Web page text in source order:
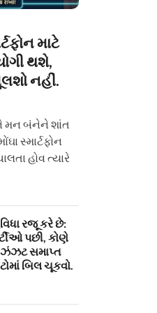
માટે
થશે,
નહીં.
મન બંનેને શાંત
સ્માર્ટફોન
હોવ ત્યારે
રજૂ કરે છે:
પછી, કોણે
સમાપ્ત
બિલ ચૂકવો.